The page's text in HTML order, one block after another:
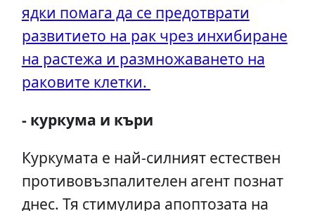
ядки помага да се предотврати
развитието на рак чрез инхибиране
на растежа и размножаването на
раковите клетки.
- куркума и къри
Куркумата е най-силният естествен
противовъзпалителен агент познат
днес. Тя стимулира апоптозата на